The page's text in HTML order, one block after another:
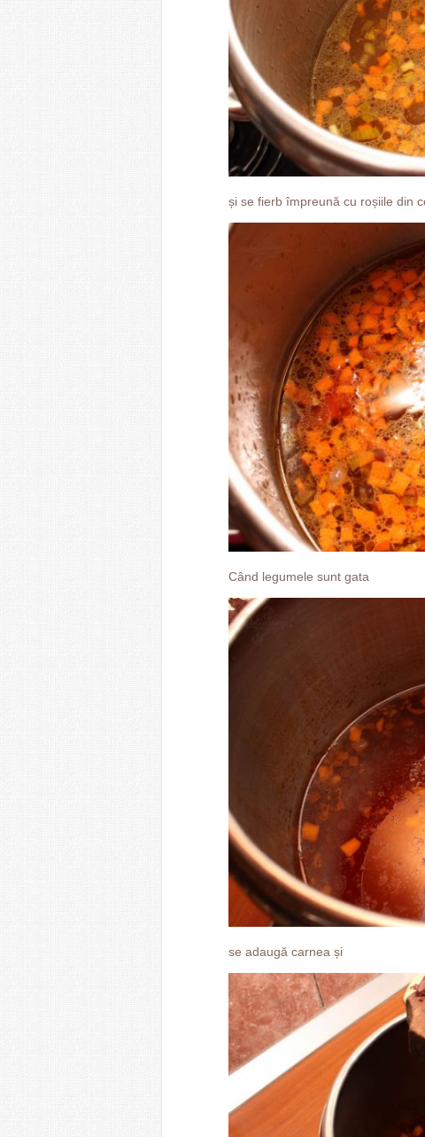
și se fierb împreună cu roșiile din
Când legumele sunt gata
se adaugă carnea și